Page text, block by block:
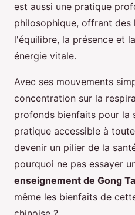
est aussi une pratique
philosophique, offrant des
l'équilibre, la présence et
énergie vitale.
Avec ses mouvements
concentration sur la
profonds bienfaits pour la
pratique accessible à
devenir un pilier de la
pourquoi ne pas essayer
enseignement de Gong
même les bienfaits de